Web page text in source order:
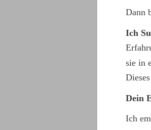
Dann
Ich
sie in
Dein
Ich